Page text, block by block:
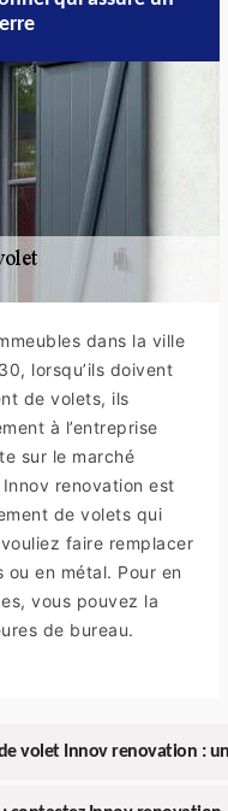
dans la ville
lorsqu’ils doivent
de volets, ils
à l’entreprise
sur le marché
renovation est
de volets qui
faire remplacer
en métal. Pour en
vous pouvez la
de bureau.
volet Innov renovation :